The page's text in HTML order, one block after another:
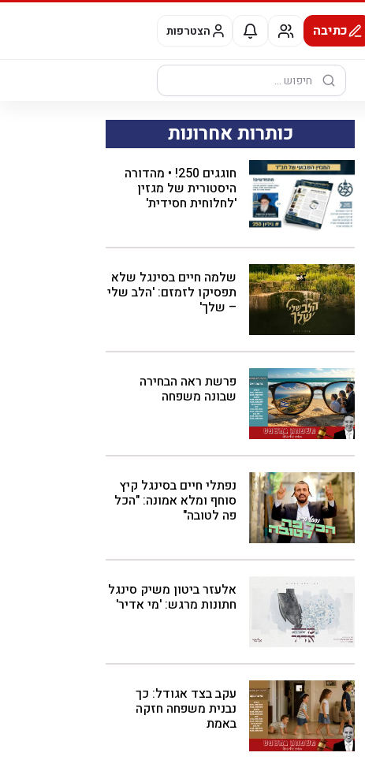
כתיבה הצטרפות
חיפוש:
כותרות אחרונות
חוגגים 250! • מהדורה
היסטורית של מגזין
'לחלוחית חסידית'
שלמה חיים בסינגל שלא
תפסיקו לזמזם: 'הלב שלי
– שלך'
פרשת ראה הבחירה
שבונה משפחה
נפתלי חיים בסינגל קיץ
סוחף ומלא אמונה: "הכל
פה לטובה"
אלעזר ביטון משיק סינגל
חתונות מרגש: 'מי אדיר'
עקב בצד אגודל: כך
נבנית משפחה חזקה
באמת